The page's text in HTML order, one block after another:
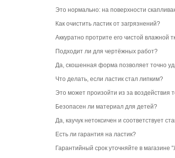
Это нормально: на поверхности
Как очистить ластик от загрязнений?
Аккуратно протрите его чистой влажной
Подходит ли для чертёжных работ?
Да, скошенная форма позволяет точно
Что делать, если ластик стал липким?
Это может произойти из за воздействия
Безопасен ли материал для детей?
Да, каучук нетоксичен и соответствует
Есть ли гарантия на ластик?
Гарантийный срок уточняйте в